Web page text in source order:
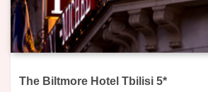
The Biltmore Hotel Tbilisi 5*